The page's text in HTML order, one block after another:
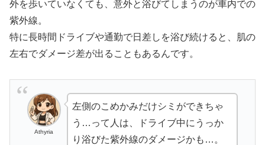
外を歩いていなくても、意外と浴びてしまうのが車内での
紫外線。
特に長時間ドライブや通勤で日差しを浴び続けると、肌の
左右でダメージ差が出ることもあるんです。
Athyria
左側のこめかみだけシミができちゃ
う…って人は、ドライブ中にうっか
り浴びた紫外線のダメージかも…。